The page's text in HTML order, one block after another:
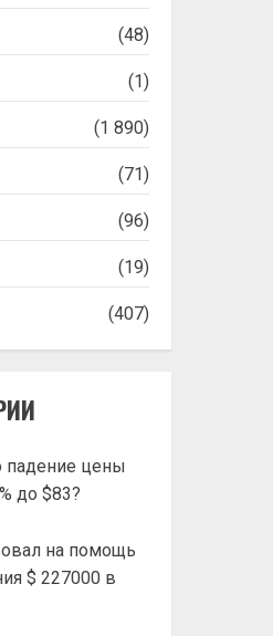
(48)
(1)
(1 890)
(71)
(96)
(19)
(407)
падение цены
до $83?
на помощь
$ 227000 в